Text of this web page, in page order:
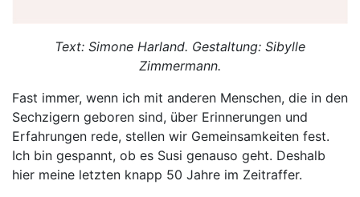
Text: Simone Harland. Gestaltung: Sibylle
Zimmermann.
Fast immer, wenn ich mit anderen Menschen, die in den
Sechzigern geboren sind, über Erinnerungen und
Erfahrungen rede, stellen wir Gemeinsamkeiten fest.
Ich bin gespannt, ob es Susi genauso geht. Deshalb
hier meine letzten knapp 50 Jahre im Zeitraffer.